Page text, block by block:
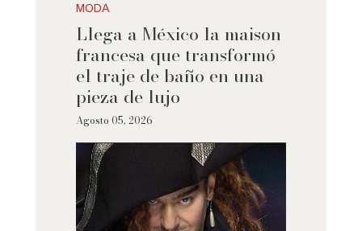
MODA
Llega a México la maison
francesa que transformó
el traje de baño en una
pieza de lujo
Agosto 05, 2026